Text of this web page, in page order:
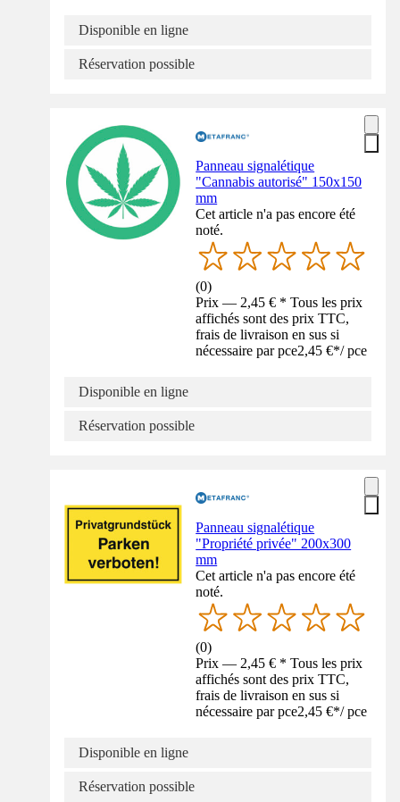
Disponible en ligne
Réservation possible
Panneau signalétique
"Cannabis autorisé" 150x150
mm
Cet article n'a pas encore été
noté.
(0)
Prix — 2,45 € * Tous les prix
affichés sont des prix TTC,
frais de livraison en sus si
nécessaire par pce2,45 €*/ pce
Disponible en ligne
Réservation possible
Panneau signalétique
"Propriété privée" 200x300
mm
Cet article n'a pas encore été
noté.
(0)
Prix — 2,45 € * Tous les prix
affichés sont des prix TTC,
frais de livraison en sus si
nécessaire par pce2,45 €*/ pce
Disponible en ligne
Réservation possible